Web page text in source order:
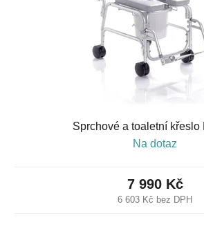
Sprchové a toaletní křeslo
Na dotaz
6 603 Kč bez DPH
7 990 Kč